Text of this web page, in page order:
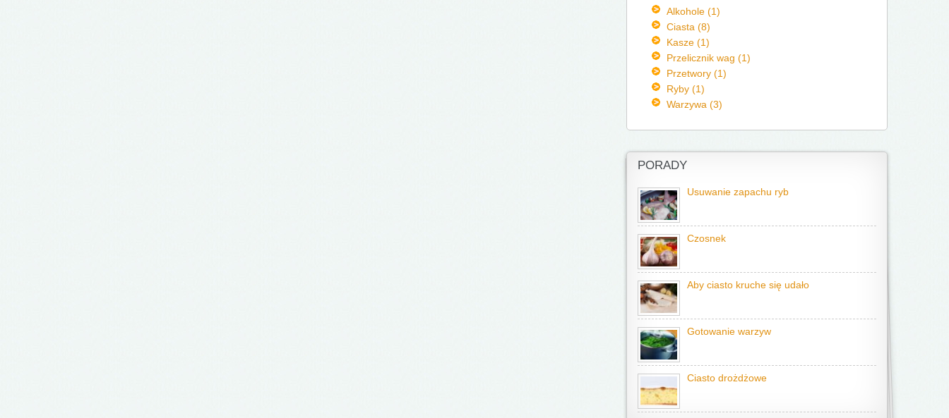
Alkohole (1)
Ciasta (8)
Kasze (1)
Przelicznik wag (1)
Przetwory (1)
Ryby (1)
Warzywa (3)
PORADY
Usuwanie zapachu ryb
Czosnek
Aby ciasto kruche się udało
Gotowanie warzyw
Ciasto drożdżowe